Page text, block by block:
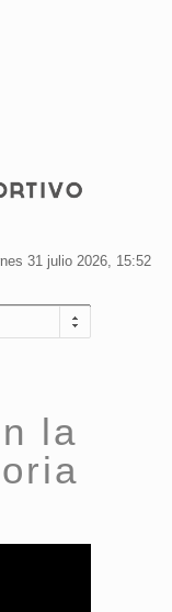
31 julio 2026, 15:52
la